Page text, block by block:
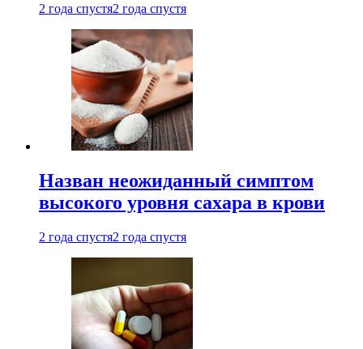
2 года спустя2 года спустя
Назван неожиданный симптом
высокого уровня сахара в крови
2 года спустя2 года спустя